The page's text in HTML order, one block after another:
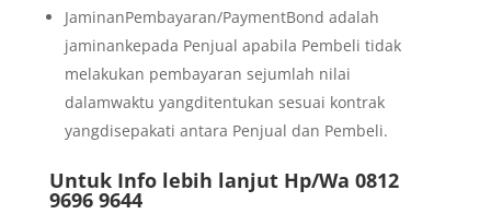
JaminanPembayaran/PaymentBond adalah
jaminankepada Penjual apabila Pembeli tidak
melakukan pembayaran sejumlah nilai
dalamwaktu yangditentukan sesuai kontrak
yangdisepakati antara Penjual dan Pembeli.
Untuk Info lebih lanjut Hp/Wa 0812
9696 9644